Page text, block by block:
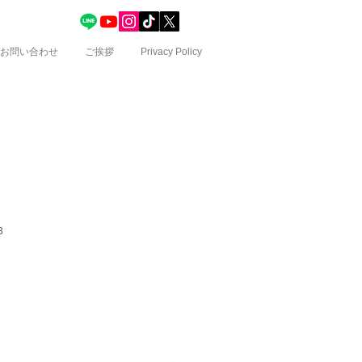
お問い合わせ ご挨拶 Privacy Policy